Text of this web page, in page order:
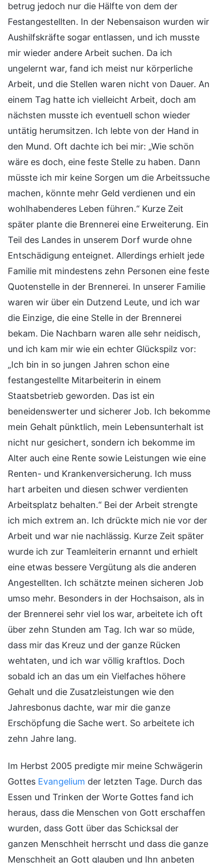
betrug jedoch nur die Hälfte von dem der
Festangestellten. In der Nebensaison wurden wir
Aushilfskräfte sogar entlassen, und ich musste
mir wieder andere Arbeit suchen. Da ich
ungelernt war, fand ich meist nur körperliche
Arbeit, und die Stellen waren nicht von Dauer. An
einem Tag hatte ich vielleicht Arbeit, doch am
nächsten musste ich eventuell schon wieder
untätig herumsitzen. Ich lebte von der Hand in
den Mund. Oft dachte ich bei mir: „Wie schön
wäre es doch, eine feste Stelle zu haben. Dann
müsste ich mir keine Sorgen um die Arbeitssuche
machen, könnte mehr Geld verdienen und ein
wohlhabenderes Leben führen.“ Kurze Zeit
später plante die Brennerei eine Erweiterung. Ein
Teil des Landes in unserem Dorf wurde ohne
Entschädigung enteignet. Allerdings erhielt jede
Familie mit mindestens zehn Personen eine feste
Quotenstelle in der Brennerei. In unserer Familie
waren wir über ein Dutzend Leute, und ich war
die Einzige, die eine Stelle in der Brennerei
bekam. Die Nachbarn waren alle sehr neidisch,
und ich kam mir wie ein echter Glückspilz vor:
„Ich bin in so jungen Jahren schon eine
festangestellte Mitarbeiterin in einem
Staatsbetrieb geworden. Das ist ein
beneidenswerter und sicherer Job. Ich bekomme
mein Gehalt pünktlich, mein Lebensunterhalt ist
nicht nur gesichert, sondern ich bekomme im
Alter auch eine Rente sowie Leistungen wie eine
Renten- und Krankenversicherung. Ich muss
hart arbeiten und diesen schwer verdienten
Arbeitsplatz behalten.“ Bei der Arbeit strengte
ich mich extrem an. Ich drückte mich nie vor der
Arbeit und war nie nachlässig. Kurze Zeit später
wurde ich zur Teamleiterin ernannt und erhielt
eine etwas bessere Vergütung als die anderen
Angestellten. Ich schätzte meinen sicheren Job
umso mehr. Besonders in der Hochsaison, als in
der Brennerei sehr viel los war, arbeitete ich oft
über zehn Stunden am Tag. Ich war so müde,
dass mir das Kreuz und der ganze Rücken
wehtaten, und ich war völlig kraftlos. Doch
sobald ich an das um ein Vielfaches höhere
Gehalt und die Zusatzleistungen wie den
Jahresbonus dachte, war mir die ganze
Erschöpfung die Sache wert. So arbeitete ich
zehn Jahre lang.
Im Herbst 2005 predigte mir meine Schwägerin
Gottes Evangelium der letzten Tage. Durch das
Essen und Trinken der Worte Gottes fand ich
heraus, dass die Menschen von Gott erschaffen
wurden, dass Gott über das Schicksal der
ganzen Menschheit herrscht und dass die ganze
Menschheit an Gott glauben und Ihn anbeten